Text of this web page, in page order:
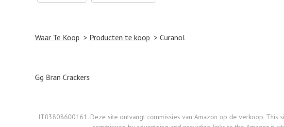
Waar Te Koop Producten te koop Curanol
Post navigation
Gg Bran Crackers
IT03808600161. Deze site ontvangt commissies van Amazon op de verkoop.